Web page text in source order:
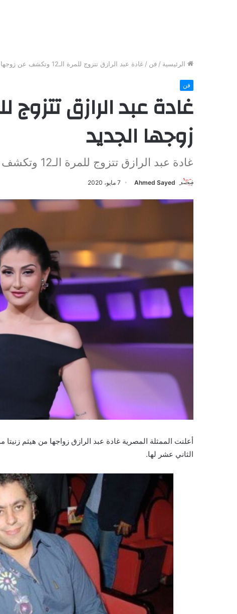
الرئيسية / فن / غادة عبد الرازق تتزوج للمرة الـ12 وتكشف عن زوجها الجديد
فن
زوجها الجديد
غادة عبد الرازق تتزوج للمرة الـ12 وتكشف عن زوجها الجديد
Ahmed Sayed 7 مايو، 2020
أعلنت الممثلة المصرية غادة عبد الرازق زواجها من هيثم
الثاني عشر لها.